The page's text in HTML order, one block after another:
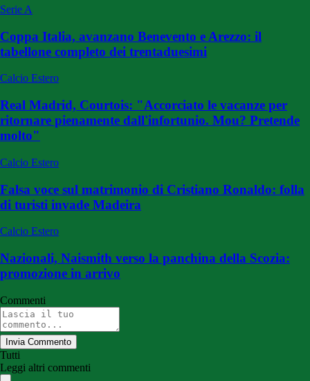
Serie A
Coppa Italia, avanzano Benevento e Arezzo: il
tabellone completo dei trentaduesimi
Calcio Estero
Real Madrid, Courtois: "Accorciato le vacanze per
ritornare pienamente dall'infortunio. Mou? Pretende
molto"
Calcio Estero
Falsa voce sul matrimonio di Cristiano Ronaldo: folla
di turisti invade Madeira
Calcio Estero
Nazionali, Naismith verso la panchina della Scozia:
promozione in arrivo
Commenti
Invia Commento
Tutti
Leggi altri commenti